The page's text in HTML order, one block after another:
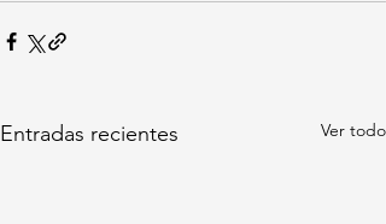
Entradas recientes Ver todo